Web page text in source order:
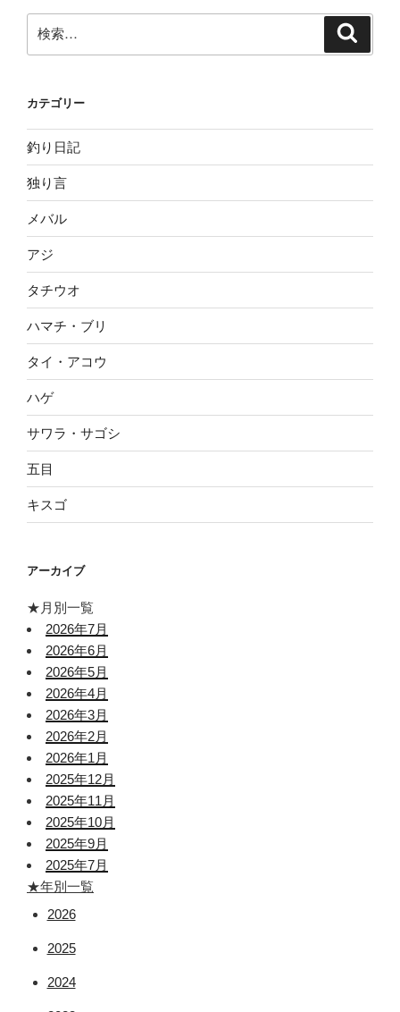
検
索:
カテゴリー
釣り日記
独り言
メバル
アジ
タチウオ
ハマチ・ブリ
タイ・アコウ
ハゲ
サワラ・サゴシ
五目
キスゴ
アーカイブ
★月別一覧
2026年7月
2026年6月
2026年5月
2026年4月
2026年3月
2026年2月
2026年1月
2025年12月
2025年11月
2025年10月
2025年9月
2025年7月
★年別一覧
2026
2025
2024